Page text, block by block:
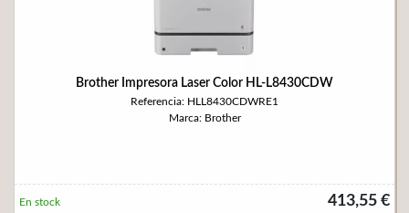
Brother Impresora Laser Color HL-L8430CDW
Referencia: HLL8430CDWRE1
Marca: Brother
413,55 €
En stock